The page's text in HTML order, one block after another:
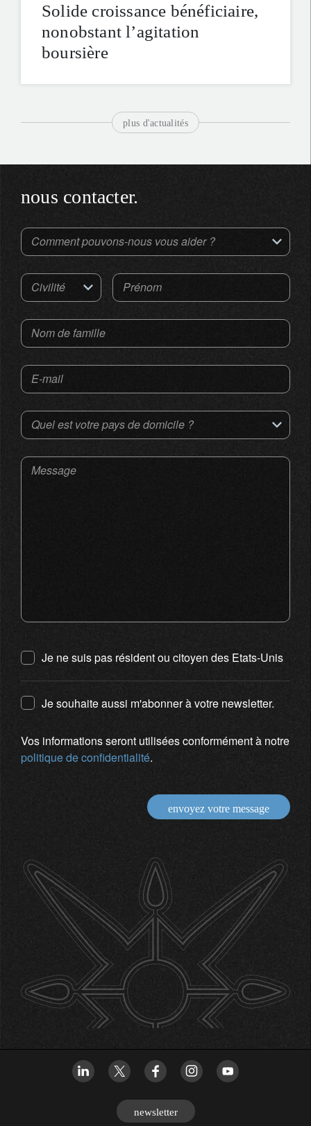
Solide croissance bénéficiaire,
nonobstant l’agitation
boursière
plus d'actualités
nous contacter.
Comment pouvons-nous vous aider ?
Civilité Prénom
Nom de famille
E-mail
Quel est votre pays de domicile ?
Message
Je ne suis pas résident ou citoyen des Etats-Unis
Je souhaite aussi m'abonner à votre newsletter.
Vos informations seront utilisées conformément à notre
politique de confidentialité.
envoyez votre message
newsletter